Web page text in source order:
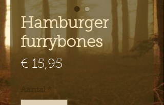
Hamburger
furrybones
€ 15,95
Aantal *